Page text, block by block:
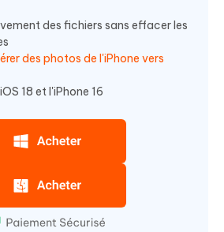
des fichiers sans effacer les
des photos de l'iPhone vers
18 et l'iPhone 16